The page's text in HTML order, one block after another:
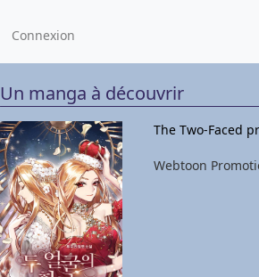
Connexion
Un manga à découvrir
The Two-Faced
Webtoon